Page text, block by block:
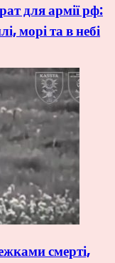
для армії рф:
морі та в небі
смерті,